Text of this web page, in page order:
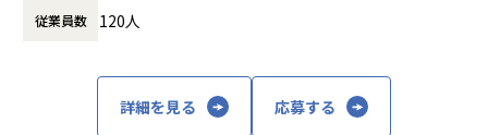
いう形で就業いただきます。
ご入社後は現在BTMAIZで請け負っている案件に参画いただ
・サービス設計時間外労働の有無： 有（月平均20時間）
従業員数 120人
詳細を見る 応募する